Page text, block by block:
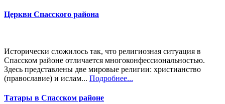
Церкви Спасского района
Исторически сложилось так, что религиозная ситуация в
Спасском районе отличается многоконфессиональностью.
Здесь представлены две мировые религии: христианство
(православие) и ислам... Подробнее...
Татары в Спасском районе